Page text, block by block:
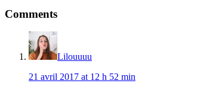
Interactions
Comments
Lilouuuu
21 avril 2017 at 12 h 52 min